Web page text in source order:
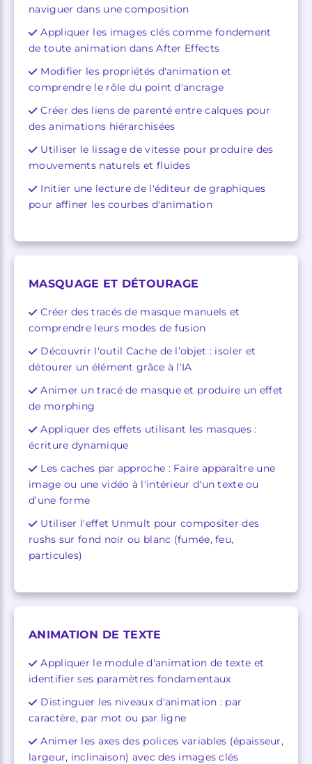
naviguer dans une composition
Appliquer les images clés comme fondement
de toute animation dans After Effects
Modifier les propriétés d'animation et
comprendre le rôle du point d'ancrage
Créer des liens de parenté entre calques pour
des animations hiérarchisées
Utiliser le lissage de vitesse pour produire des
mouvements naturels et fluides
Initier une lecture de l'éditeur de graphiques
pour affiner les courbes d'animation
MASQUAGE ET DÉTOURAGE
Créer des tracés de masque manuels et
comprendre leurs modes de fusion
Découvrir l'outil Cache de l’objet : isoler et
détourer un élément grâce à l'IA
Animer un tracé de masque et produire un effet
de morphing
Appliquer des effets utilisant les masques :
écriture dynamique
Les caches par approche : Faire apparaître une
image ou une vidéo à l'intérieur d'un texte ou
d’une forme
Utiliser l'effet Unmult pour compositer des
rushs sur fond noir ou blanc (fumée, feu,
particules)
ANIMATION DE TEXTE
Appliquer le module d'animation de texte et
identifier ses paramètres fondamentaux
Distinguer les niveaux d'animation : par
caractère, par mot ou par ligne
Animer les axes des polices variables (épaisseur,
largeur, inclinaison) avec des images clés